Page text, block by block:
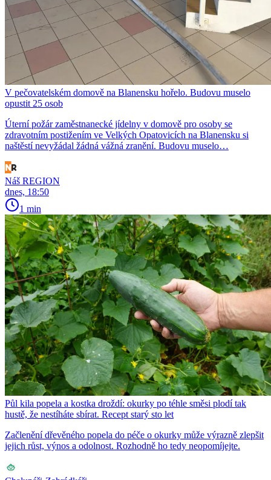
V pečovatelském domově na Blanensku hořelo. Budovu muselo
opustit 25 osob
Úterní požár zaměstnanecké jídelny v domově pro osoby se
zdravotním postižením ve Velkých Opatovicích na Blanensku si
naštěstí nevyžádal žádná vážná zranění. Budovu muselo…
Náš REGION
dnes, 18:50
1 min
Půl kila popela a kostka droždí: okurky po téhle směsi plodí tak
hustě, že nestíháte sbírat. Recept starý sto let
Začlenění dřevěného popela do péče o okurky může výrazně zlepšit
jejich růst, výnos a odolnost. Rozhodně ho tedy neopomíjejte.